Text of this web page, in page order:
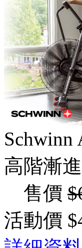
Schwinn
高階漸
售價
活動價